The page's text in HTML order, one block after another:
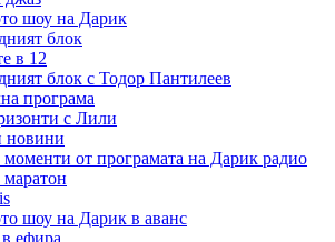
шоу на Дарик
блок
в 12
блок с Тодор Пантилеев
програма
с Лили
новини
от програмата на Дарик радио
шоу на Дарик в аванс
ефира